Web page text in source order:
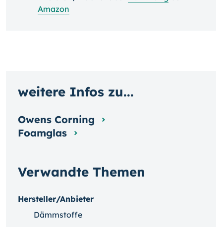
Amazon
Verwandte Themen
Hersteller/Anbieter
Dämmstoffe
weitere Infos zu...
Owens Corning
Foamglas